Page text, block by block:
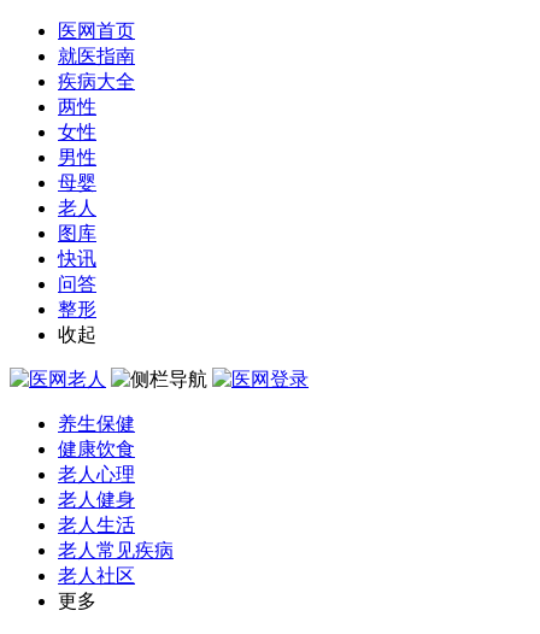
医网首页
就医指南
疾病大全
两性
女性
男性
母婴
老人
图库
快讯
问答
整形
收起
养生保健
健康饮食
老人心理
老人健身
老人生活
老人常见疾病
老人社区
更多